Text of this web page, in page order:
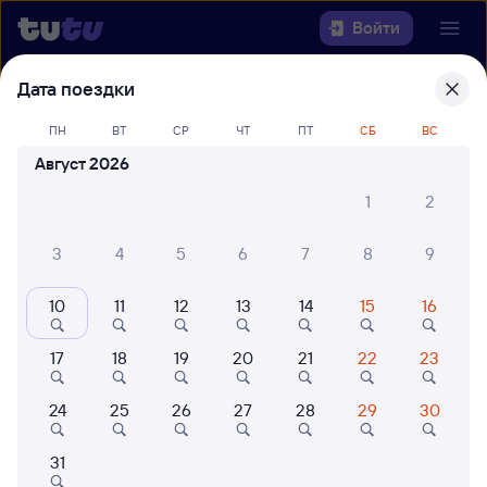
Войти
Выберите день, чтобы найти
билеты Санкт-Петербург Ладож. —
Зуевка
Куда
Когда
Кто едет
Найти поезда
Дата поездки
ПН ВТ СР ЧТ ПТ СБ ВС
Август 2026
1
2
3 4 5 6 7 8 9
10 11 12 13 14 15 16
17 18 19 20 21 22 23
24 25 26 27 28 29 30
31